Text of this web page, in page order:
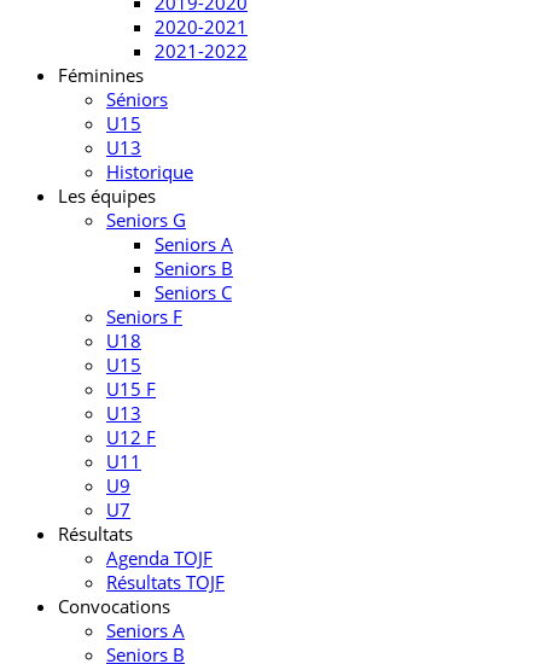
2020-2021
2021-2022
Féminines
Séniors
U15
U13
Historique
Les équipes
Seniors G
Seniors A
Seniors B
Seniors C
Seniors F
U18
U15
U15 F
U13
U12 F
U11
U9
U7
Résultats
Agenda TOJF
Résultats TOJF
Convocations
Seniors A
Seniors B